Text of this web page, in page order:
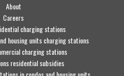
About
Careers
charging stations
housing units charging stations
charging stations
residential subsidies